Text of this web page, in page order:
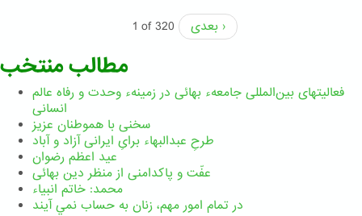
1 of 320
بعدی ›
مطالب منتخب
فعالیتهای بین‌المللی جامعهء بهائی در زمینهء وحدت و رفاه عالم
انسانی
سخنی با هموطنان عزیز
طرحِ عبدالبهاء برایِ ایرانی آزاد و آباد
عید اعظم رضوان
عفّت و پاکدامنی از منظر دین بهائی
محمد: خاتم انبیاء
در تمام امور مهم،‌ زنان به حساب نمي آيند